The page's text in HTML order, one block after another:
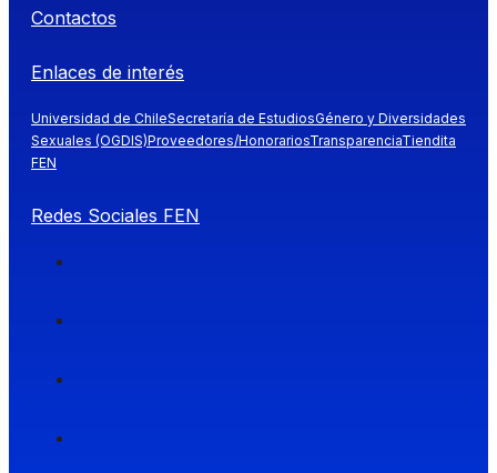
Contactos
Enlaces de interés
Universidad de ChileSecretaría de EstudiosGénero y Diversidades
Sexuales (OGDIS)Proveedores/HonorariosTransparenciaTiendita
FEN
Redes Sociales FEN